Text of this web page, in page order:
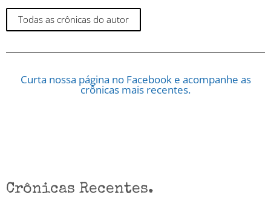
Todas as crônicas do autor
Curta nossa página no Facebook e acompanhe as
crônicas mais recentes.
Crônicas Recentes.